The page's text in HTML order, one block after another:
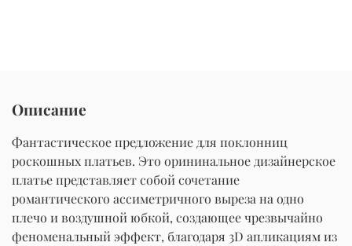
Описание
Фантастическое предложение для поклонниц
роскошных платьев. Это орининальное дизайнерское
платье представляет собой сочетание
романтического ассиметричного выреза на одно
плечо и воздушной юбкой, создающее чрезвычайно
феноменальный эффект, благодаря 3D апликациям из